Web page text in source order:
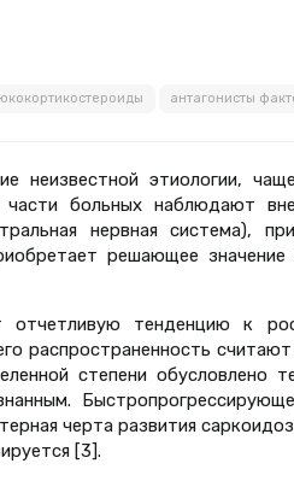
антагонисты
неизвестной этиологии,
больных наблюдают
нервная система),
решающее значение
тенденцию к
распространенность
степени обусловлено
черта развития
[3].